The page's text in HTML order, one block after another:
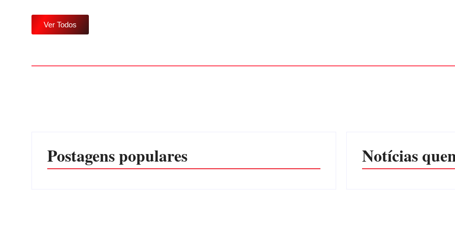
Ver Todos
Postagens populares Notícias